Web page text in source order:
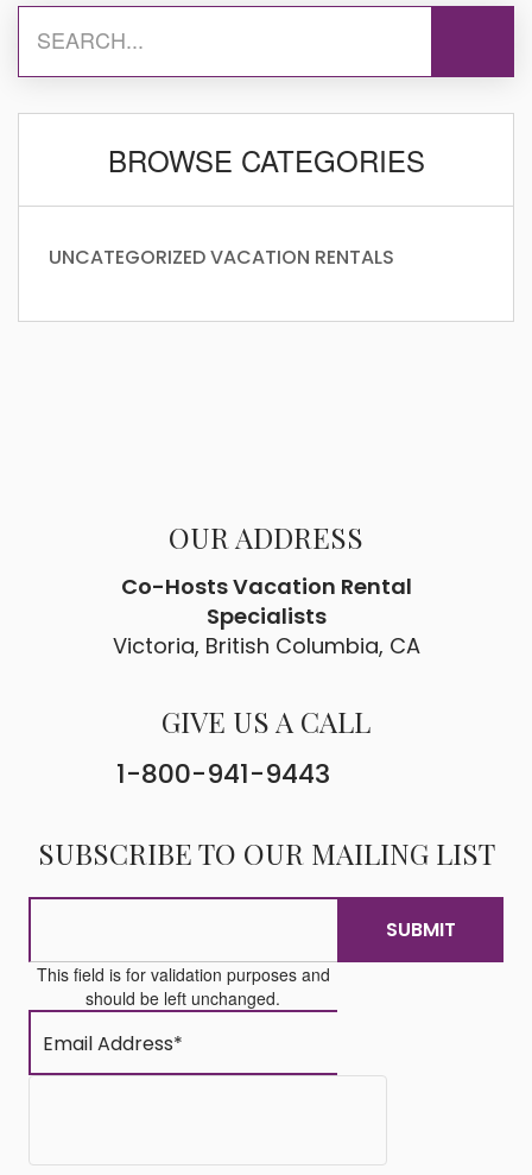
BROWSE CATEGORIES
UNCATEGORIZEDVACATION RENTALS
OUR ADDRESS
Co-Hosts Vacation Rental
Specialists
Victoria, British Columbia, CA
GIVE US A CALL
1-800-941-9443
SUBSCRIBE TO OUR MAILING LIST
This field is for validation purposes and
should be left unchanged.